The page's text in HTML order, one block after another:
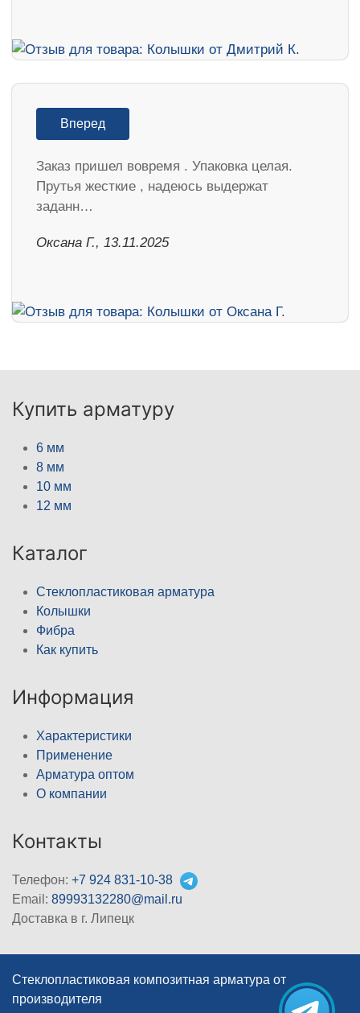
Вперед
Заказ пришел вовремя . Упаковка целая.
Прутья жесткие , надеюсь выдержат
заданн…
Оксана Г., 13.11.2025
Купить арматуру
6 мм
8 мм
10 мм
12 мм
Каталог
Стеклопластиковая арматура
Колышки
Фибра
Как купить
Информация
Характеристики
Применение
Арматура оптом
О компании
Контакты
Телефон: +7 924 831-10-38
Email: 89993132280@mail.ru
Доставка в г. Липецк
Стеклопластиковая композитная арматура от
производителя